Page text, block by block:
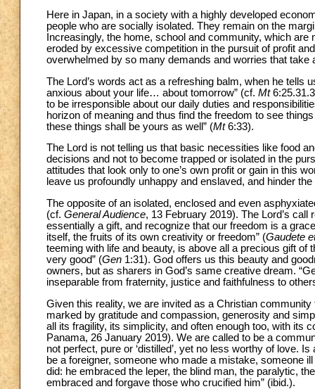
Here in Japan, in a society with a highly developed
people who are socially isolated. They remain on the
Increasingly, the home, school and community, which
eroded by excessive competition in the pursuit of profit
overwhelmed by so many demands and worries that take
The Lord’s words act as a refreshing balm, when he tells
anxious about your life… about tomorrow” (cf. Mt
to be irresponsible about our daily duties and
horizon of meaning and thus find the freedom to see
these things shall be yours as well” (Mt6:33).
The Lord is not telling us that basic necessities like food
decisions and not to become trapped or isolated in the
attitudes that look only to one’s own profit or gain in this
leave us profoundly unhappy and enslaved, and hinder
The opposite of an isolated, enclosed and even
(cf. General Audience, 13 February 2019). The Lord’s
essentially a gift, and recognize that our freedom is a
itself, the fruits of its own creativity or freedom” (Gaudete
teeming with life and beauty, is above all a precious gift
very good” (Gen 1:31). God offers us this beauty and
owners, but as sharers in God’s same creative dream.
inseparable from fraternity, justice and faithfulness to
Given this reality, we are invited as a Christian
marked by gratitude and compassion, generosity and
all its fragility, its simplicity, and often enough too, with its
Panama, 26 January 2019). We are called to be a
not perfect, pure or ‘distilled’, yet no less worthy of love.
be a foreigner, someone who made a mistake, someone
did: he embraced the leper, the blind man, the paralytic,
embraced and forgave those who crucified him” (ibid.).